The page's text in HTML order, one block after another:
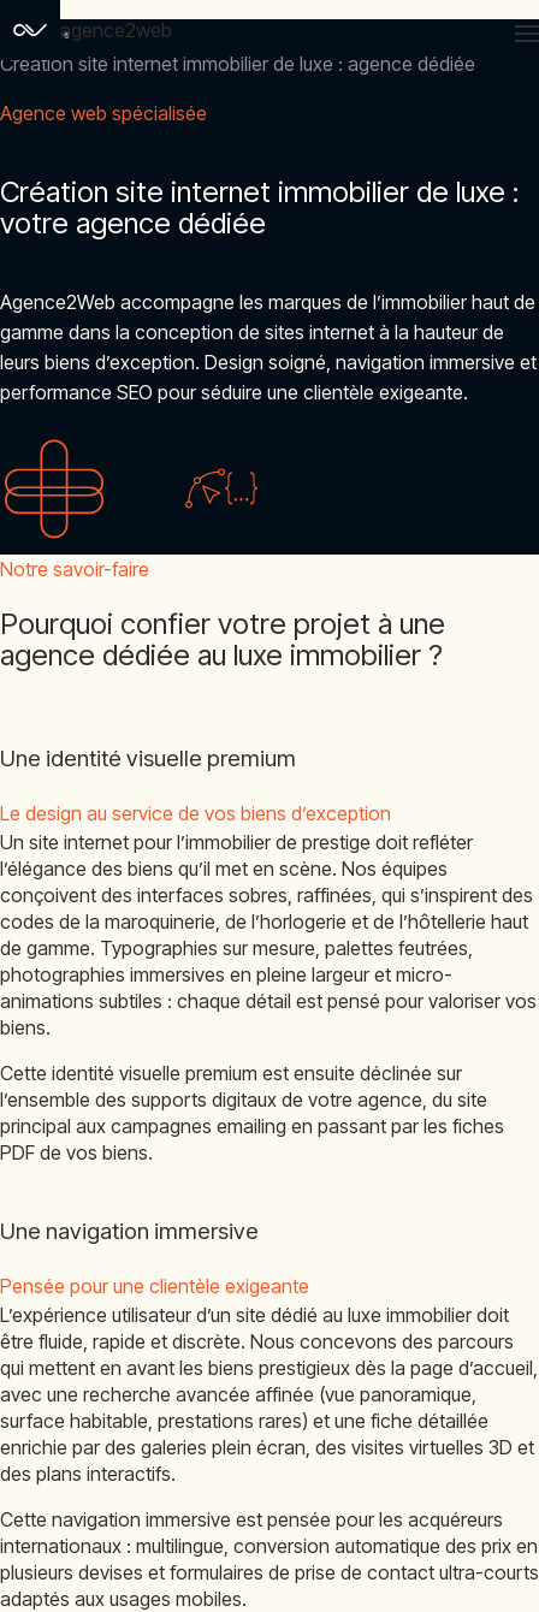
agence2web
Accueil
Création site internet immobilier de luxe : agence dédiée
Agence web spécialisée
Création site internet immobilier de luxe :
votre agence dédiée
Agence2Web accompagne les marques de l’immobilier haut de
gamme dans la conception de sites internet à la hauteur de
leurs biens d’exception. Design soigné, navigation immersive et
performance SEO pour séduire une clientèle exigeante.
Notre savoir-faire
Pourquoi confier votre projet à une
agence dédiée au luxe immobilier ?
Une identité visuelle premium
Le design au service de vos biens d’exception
Un site internet pour l’immobilier de prestige doit refléter
l’élégance des biens qu’il met en scène. Nos équipes
conçoivent des interfaces sobres, raffinées, qui s’inspirent des
codes de la maroquinerie, de l’horlogerie et de l’hôtellerie haut
de gamme. Typographies sur mesure, palettes feutrées,
photographies immersives en pleine largeur et micro-
animations subtiles : chaque détail est pensé pour valoriser vos
biens.
Cette identité visuelle premium est ensuite déclinée sur
l’ensemble des supports digitaux de votre agence, du site
principal aux campagnes emailing en passant par les fiches
PDF de vos biens.
Une navigation immersive
Pensée pour une clientèle exigeante
L’expérience utilisateur d’un site dédié au luxe immobilier doit
être fluide, rapide et discrète. Nous concevons des parcours
qui mettent en avant les biens prestigieux dès la page d’accueil,
avec une recherche avancée affinée (vue panoramique,
surface habitable, prestations rares) et une fiche détaillée
enrichie par des galeries plein écran, des visites virtuelles 3D et
des plans interactifs.
Cette navigation immersive est pensée pour les acquéreurs
internationaux : multilingue, conversion automatique des prix en
plusieurs devises et formulaires de prise de contact ultra-courts
adaptés aux usages mobiles.